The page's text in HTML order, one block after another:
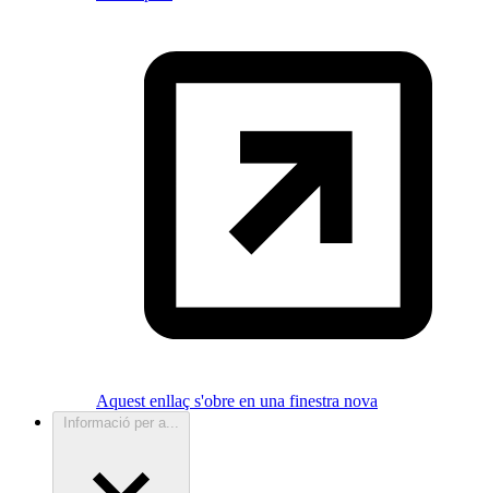
Aquest enllaç s'obre en una finestra nova
Informació per a...